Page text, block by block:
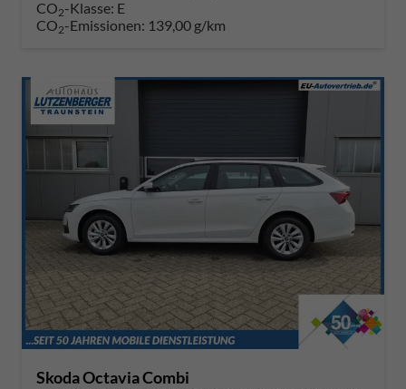
CO2-Klasse: E
CO2-Emissionen: 139,00 g/km
Skoda Octavia Combi